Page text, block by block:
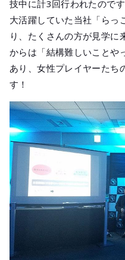
技中に計3回行われたので
大活躍していた当社「らっ
り、たくさんの方が見学に
からは「結構難しいことや
あり、女性プレイヤーたち
す！